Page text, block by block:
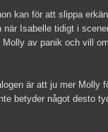
kan för att slippa
när Isabelle tidigt i
Molly av panik och vill
är att ju mer Molly
betyder något desto